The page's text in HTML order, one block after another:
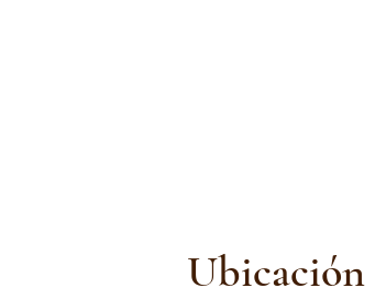
Ubicación